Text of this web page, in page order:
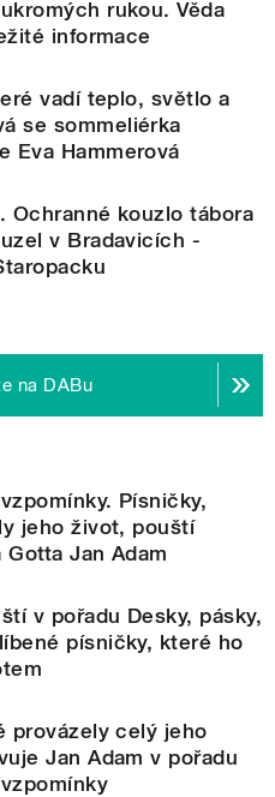
rukou. Věda
informace
vadí teplo, světlo a
se sommeliérka
Eva Hammerová
Ochranné kouzlo tábora
v Bradavicích -
na DABu
Písničky,
jeho život, pouští
Jan Adam
v pořadu Desky, pásky,
písničky, které ho
provázely celý jeho
Jan Adam v pořadu